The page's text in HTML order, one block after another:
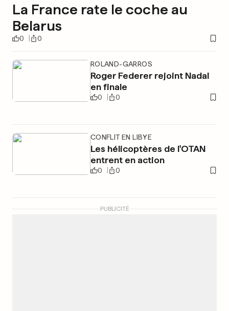
La France rate le coche au
Belarus
0 0
ROLAND-GARROS
Roger Federer rejoint Nadal
en finale
0 0
CONFLIT EN LIBYE
Les hélicoptères de l'OTAN
entrent en action
0 0
PUBLICITÉ